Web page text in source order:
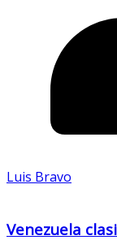
Luis Bravo
Venezuela